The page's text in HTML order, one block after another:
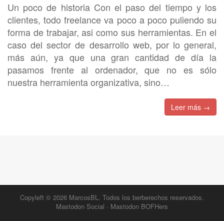
Un poco de historia Con el paso del tiempo y los
clientes, todo freelance va poco a poco puliendo su
forma de trabajar, asi como sus herramientas. En el
caso del sector de desarrollo web, por lo general,
más aún, ya que una gran cantidad de día la
pasamos frente al ordenador, que no es sólo
nuestra herramienta organizativa, sino…
Leer más →
Copyleft © 2026 MarcosBL. Todos los berberechos reservados.
Mastodon Social · Mastodon BOFHers